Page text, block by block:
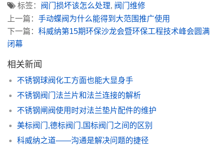
标签： 阀门损坏该怎么处理, 阀门维修
上一篇： 手动蝶阀为什么能得到大范围推广使用
下一篇： 科威纳第15期环保沙龙会暨环保工程技术峰会圆满
闭幕
相关新闻
不锈钢球阀化工方面也能大显身手
不锈钢阀门法兰片和法兰连接的解析
不锈钢闸阀使用时对法兰垫片配件的维护
美标阀门,德标阀门,国标阀门之间的区别
科威纳之道——沟通是解决问题的捷径